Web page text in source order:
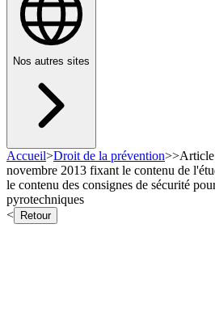
Nos autres sites
Accueil>Droit de la prévention>>Article
novembre 2013 fixant le contenu de
le contenu des consignes de sécurité
pyrotechniques
<
Retour